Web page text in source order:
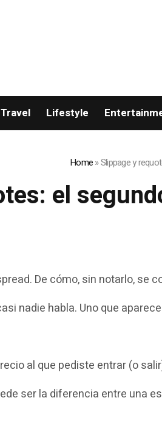
Travel Lifestyle
Home»Slippage y
el
De cómo, sin notarlo,
nadie habla. Uno que
al que pediste entrar (o
ser la diferencia entre una